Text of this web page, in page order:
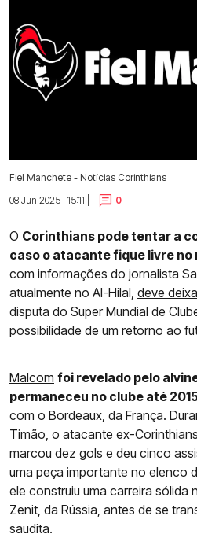
Fiel Manchete - Notícias Corinthians
08 Jun 2025 | 15:11 |
0
O Corinthians pode tentar a
caso o atacante fique livre no
com informações do jornalista
atualmente no Al-Hilal, deve
disputa do Super Mundial de
possibilidade de um retorno ao
Malcom foi revelado pelo
permaneceu no clube até
com o Bordeaux, da França.
Timão, o atacante ex-
marcou dez gols e deu cinco
uma peça importante no elenco
ele construiu uma carreira sólida
Zenit, da Rússia, antes de se
saudita.